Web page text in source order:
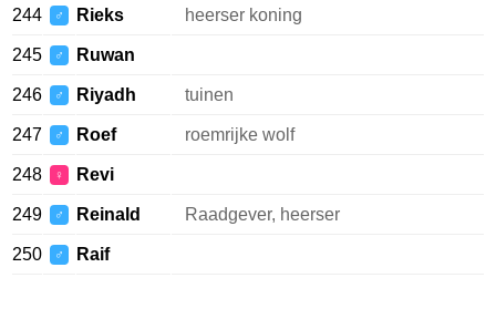
244 ♂ Rieks heerser koning
245 ♂ Ruwan
246 ♂ Riyadh tuinen
247 ♂ Roef roemrijke wolf
248 ♀ Revi
249 ♂ Reinald Raadgever, heerser
250 ♂ Raif